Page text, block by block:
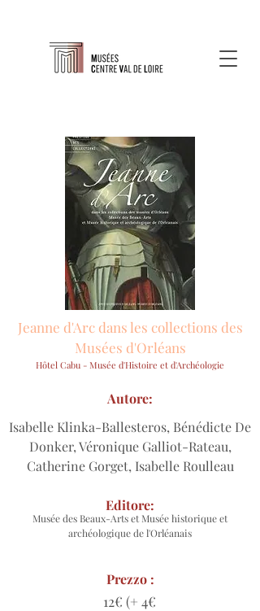
Jeanne d'Arc dans les collections des
Musées d'Orléans
Hôtel Cabu - Musée d'Histoire et d'Archéologie
Isabelle Klinka-Ballesteros, Bénédicte De
Donker, Véronique Galliot-Rateau,
Catherine Gorget, Isabelle Roulleau
Autore:
Musée des Beaux-Arts et Musée historique et
archéologique de l'Orléanais
Editore:
Prezzo :
12€ (+ 4€